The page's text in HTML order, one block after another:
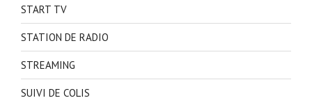
START TV
STATION DE RADIO
STREAMING
SUIVI DE COLIS